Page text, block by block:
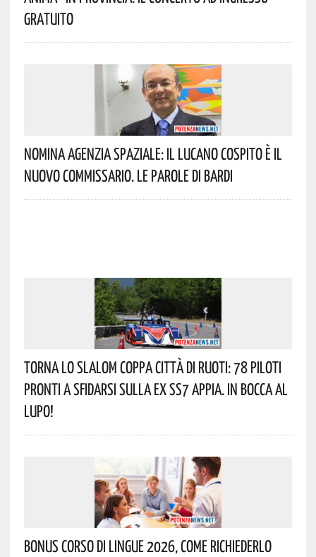
Gratuito
Nomina Agenzia Spaziale: Il Lucano Cospito È Il
Nuovo Commissario. Le Parole Di Bardi
Torna Lo Slalom Coppa Città Di Ruoti: 78 Piloti
Pronti A Sfidarsi Sulla Ex SS7 Appia. In Bocca Al
Lupo!
Bonus Corso Di Lingue 2026, Come Richiederlo